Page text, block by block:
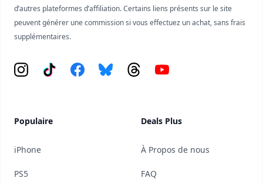
d’autres plateformes d’affiliation. Certains liens présents sur le site
peuvent générer une commission si vous effectuez un achat, sans frais
supplémentaires.
Instagram
Tiktok FacebookBlueskyThreadsYouTube
Populaire
iPhone
PS5
Deals Plus
À Propos de nous
FAQ